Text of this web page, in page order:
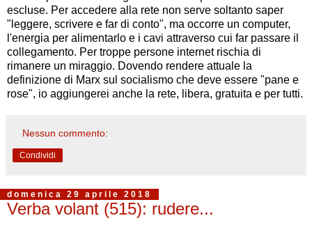
escluse. Per accedere alla rete non serve soltanto saper
"leggere, scrivere e far di conto", ma occorre un computer,
l'energia per alimentarlo e i cavi attraverso cui far passare il
collegamento. Per troppe persone internet rischia di
rimanere un miraggio. Dovendo rendere attuale la
definizione di Marx sul socialismo che deve essere "pane e
rose", io aggiungerei anche la rete, libera, gratuita e per tutti.
Nessun commento:
Condividi
domenica 29 aprile 2018
Verba volant (515): rudere...